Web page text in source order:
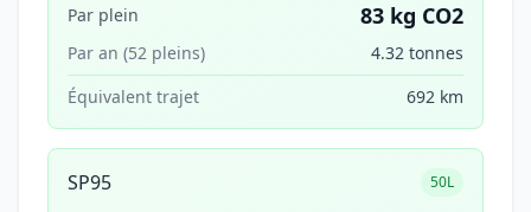
Par plein 83 kg CO2
Par an (52 pleins)
4.32 tonnes
Équivalent trajet
692 km
SP95 50L